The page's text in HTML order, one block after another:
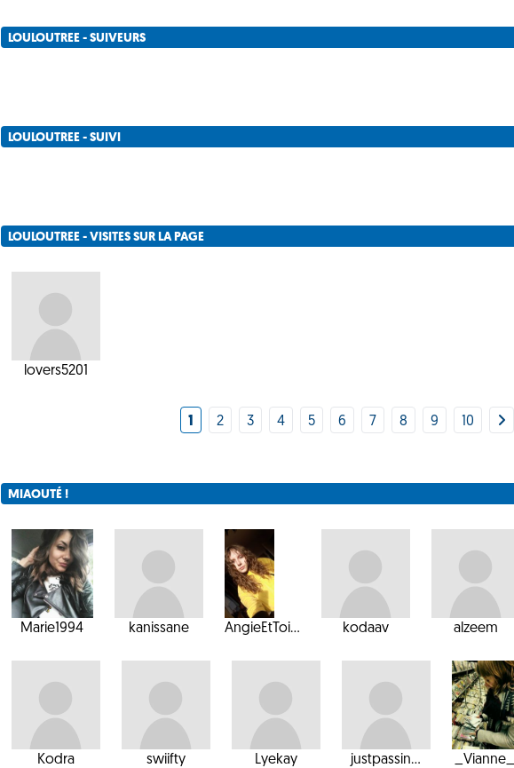
LOULOUTREE - SUIVEURS
LOULOUTREE - SUIVI
LOULOUTREE - VISITES SUR LA PAGE
lovers5201
1 2 3 4 5 6 7 8 9 10
MIAOUTÉ !
Marie1994 kanissane AngieEtToi... kodaav alzeem
Kodra swiifty Lyekay justpassin... _Vianne_